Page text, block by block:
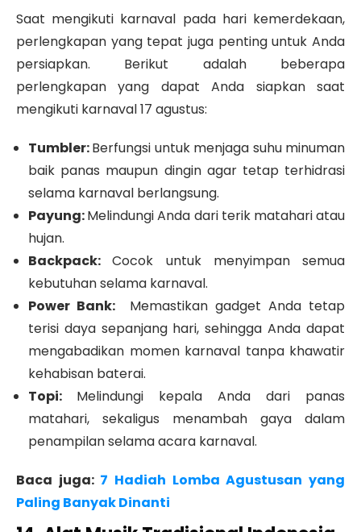
Saat mengikuti karnaval pada hari kemerdekaan,
perlengkapan yang tepat juga penting untuk Anda
persiapkan. Berikut adalah beberapa
perlengkapan yang dapat Anda siapkan saat
mengikuti karnaval 17 agustus:
Tumbler:Berfungsi untuk menjaga suhu minuman
baik panas maupun dingin agar tetap terhidrasi
selama karnaval berlangsung.
Payung:Melindungi Anda dari terik matahari atau
hujan.
Backpack:Cocok untuk menyimpan semua
kebutuhan selama karnaval.
Power Bank:
Memastikan gadget Anda tetap
terisi daya sepanjang hari, sehingga Anda dapat
mengabadikan momen karnaval tanpa khawatir
kehabisan baterai.
Topi: Melindungi kepala Anda dari panas
matahari, sekaligus menambah gaya dalam
penampilan selama acara karnaval.
Baca juga: 7 Hadiah Lomba Agustusan yang
Paling Banyak Dinanti